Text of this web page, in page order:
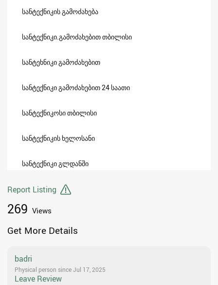
სანტექნიკის გამოძახება
სანტექნიკი.გამოძახებით თბილისი
სანტეხნიკი გამოძახებით
სანტექნიკი გამოძახებით 24 საათი
სანტექნიკოსი თბილისი
სანტექნიკის ხელოსანი
სანტექნიკი გლდანში
Report Listing
269 Views
Get More Details
badri
Physical person since Jul 17, 2025
Leave Review